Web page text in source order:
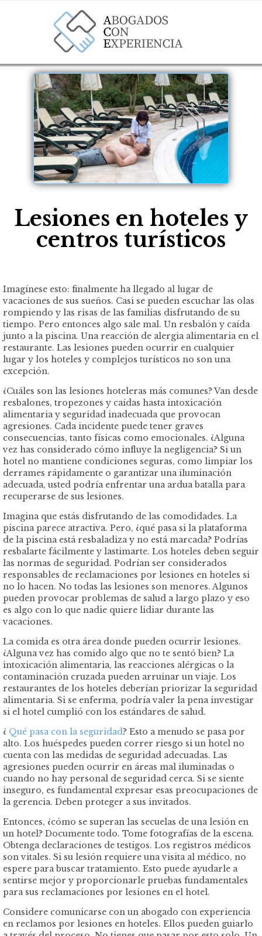
Lesiones en hoteles y
centros turísticos
Imagínese esto: finalmente ha llegado al lugar de
vacaciones de sus sueños. Casi se pueden escuchar las olas
rompiendo y las risas de las familias disfrutando de su
tiempo. Pero entonces algo sale mal. Un resbalón y caída
junto a la piscina. Una reacción de alergia alimentaria en el
restaurante. Las lesiones pueden ocurrir en cualquier
lugar y los hoteles y complejos turísticos no son una
excepción.
¿Cuáles son las lesiones hoteleras más comunes? Van desde
resbalones, tropezones y caídas hasta intoxicación
alimentaria y seguridad inadecuada que provocan
agresiones. Cada incidente puede tener graves
consecuencias, tanto físicas como emocionales. ¿Alguna
vez has considerado cómo influye la negligencia? Si un
hotel no mantiene condiciones seguras, como limpiar los
derrames rápidamente o garantizar una iluminación
adecuada, usted podría enfrentar una ardua batalla para
recuperarse de sus lesiones.
Imagina que estás disfrutando de las comodidades. La
piscina parece atractiva. Pero, ¿qué pasa si la plataforma
de la piscina está resbaladiza y no está marcada? Podrías
resbalarte fácilmente y lastimarte. Los hoteles deben seguir
las normas de seguridad. Podrían ser considerados
responsables de reclamaciones por lesiones en hoteles si
no lo hacen. No todas las lesiones son menores. Algunos
pueden provocar problemas de salud a largo plazo y eso
es algo con lo que nadie quiere lidiar durante las
vacaciones.
La comida es otra área donde pueden ocurrir lesiones.
¿Alguna vez has comido algo que no te sentó bien? La
intoxicación alimentaria, las reacciones alérgicas o la
contaminación cruzada pueden arruinar un viaje. Los
restaurantes de los hoteles deberían priorizar la seguridad
alimentaria. Si se enferma, podría valer la pena investigar
si el hotel cumplió con los estándares de salud.
¿ Qué pasa con la seguridad? Esto a menudo se pasa por
alto. Los huéspedes pueden correr riesgo si un hotel no
cuenta con las medidas de seguridad adecuadas. Las
agresiones pueden ocurrir en áreas mal iluminadas o
cuando no hay personal de seguridad cerca. Si se siente
inseguro, es fundamental expresar esas preocupaciones de
la gerencia. Deben proteger a sus invitados.
Entonces, ¿cómo se superan las secuelas de una lesión en
un hotel? Documente todo. Tome fotografías de la escena.
Obtenga declaraciones de testigos. Los registros médicos
son vitales. Si su lesión requiere una visita al médico, no
espere para buscar tratamiento. Esto puede ayudarle a
sentirse mejor y proporcionarle pruebas fundamentales
para sus reclamaciones por lesiones en el hotel.
Considere comunicarse con un abogado con experiencia
en reclamos por lesiones en hoteles. Ellos pueden guiarlo